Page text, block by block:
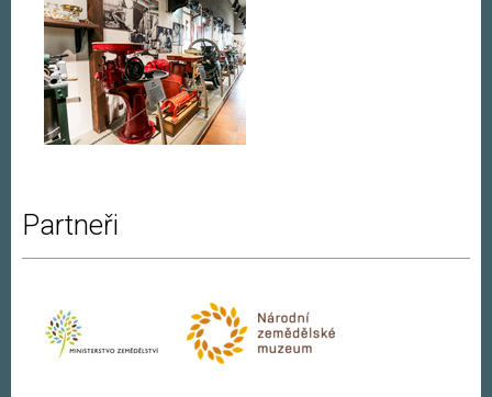
Partneři